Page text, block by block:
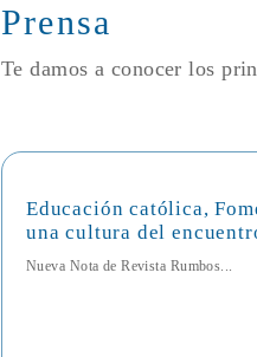
Prensa
Te damos a conocer los
Educación católica,
una cultura del
Nueva Nota de Revista Rumbos...